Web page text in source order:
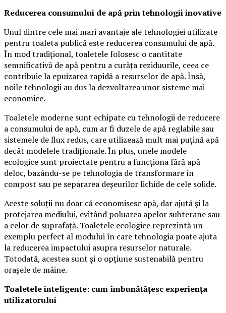
Reducerea consumului de apă prin tehnologii inovative
Unul dintre cele mai mari avantaje ale tehnologiei utilizate
pentru toaleta publică este reducerea consumului de apă.
În mod tradițional, toaletele folosesc o cantitate
semnificativă de apă pentru a curăța reziduurile, ceea ce
contribuie la epuizarea rapidă a resurselor de apă. Însă,
noile tehnologii au dus la dezvoltarea unor sisteme mai
economice.
Toaletele moderne sunt echipate cu tehnologii de reducere
a consumului de apă, cum ar fi duzele de apă reglabile sau
sistemele de flux redus, care utilizează mult mai puțină apă
decât modelele tradiționale. În plus, unele modele
ecologice sunt proiectate pentru a funcționa fără apă
deloc, bazându-se pe tehnologia de transformare în
compost sau pe separarea deșeurilor lichide de cele solide.
Aceste soluții nu doar că economisesc apă, dar ajută și la
protejarea mediului, evitând poluarea apelor subterane sau
a celor de suprafață. Toaletele ecologice reprezintă un
exemplu perfect al modului în care tehnologia poate ajuta
la reducerea impactului asupra resurselor naturale.
Totodată, acestea sunt și o opțiune sustenabilă pentru
orașele de mâine.
Toaletele inteligente: cum îmbunătățesc experiența
utilizatorului